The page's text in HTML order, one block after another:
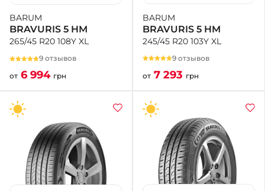
BARUM
BRAVURIS 5 HM
265/45 R20 108Y XL
9 отзывов
от 6 994 грн
BARUM
BRAVURIS 5 HM
245/45 R20 103Y XL
9 отзывов
от 7 293 грн